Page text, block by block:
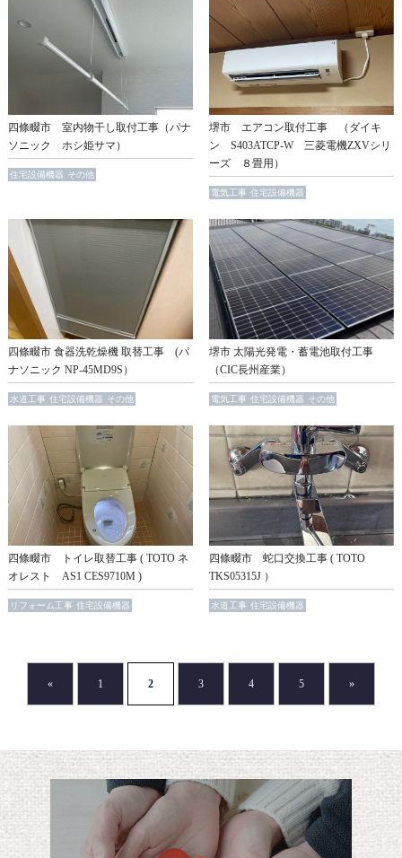
四條畷市 室内物干し取付工事（パナ
ソニック ホシ姫サマ）
住宅設備機器 その他
堺市 エアコン取付工事 （ダイキ
ン S403ATCP-W 三菱電機ZXVシリ
ーズ ８畳用）
電気工事 住宅設備機器
四條畷市 食器洗乾燥機 取替工事 (パ
ナソニック NP-45MD9S）
水道工事 住宅設備機器 その他
堺市 太陽光発電・蓄電池取付工事
（CIC長州産業）
電気工事 住宅設備機器 その他
四條畷市 トイレ取替工事 ( TOTO ネ
オレスト AS1 CES9710M )
リフォーム工事 住宅設備機器
四條畷市 蛇口交換工事 ( TOTO
TKS05315J ）
水道工事 住宅設備機器
« 1 2 3 4 5 »